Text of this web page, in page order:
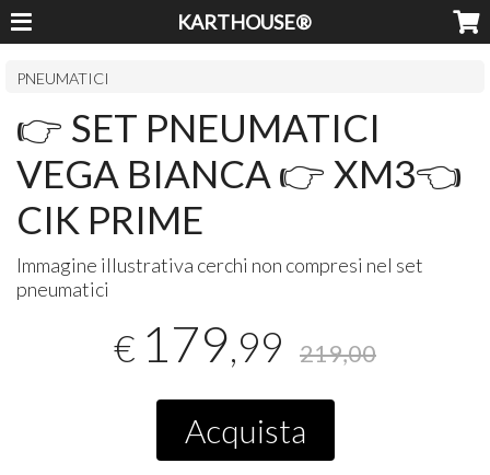
KARTHOUSE®
PNEUMATICI
👉 SET PNEUMATICI
VEGA BIANCA 👉 XM3👈
CIK PRIME
Immagine illustrativa cerchi non compresi nel set
pneumatici
€ 179,99 219,00
Acquista